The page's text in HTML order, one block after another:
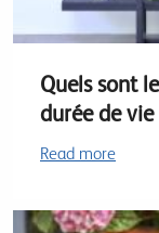
Quels sont
durée de
Read more